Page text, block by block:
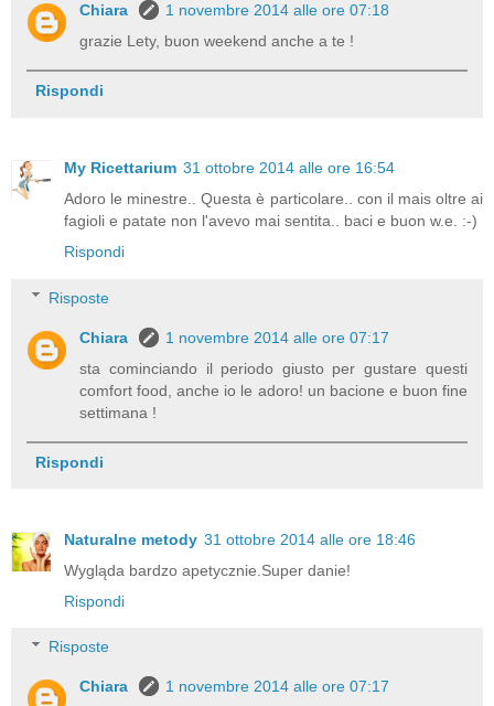
Chiara
1 novembre 2014 alle ore 07:18
grazie Lety, buon weekend anche a te !
Rispondi
My Ricettarium 31 ottobre 2014 alle ore 16:54
Adoro le minestre.. Questa è particolare.. con il mais oltre ai
fagioli e patate non l'avevo mai sentita.. baci e buon w.e. :-)
Rispondi
Risposte
Chiara
1 novembre 2014 alle ore 07:17
sta cominciando il periodo giusto per gustare questi
comfort food, anche io le adoro! un bacione e buon fine
settimana !
Rispondi
Naturalne metody 31 ottobre 2014 alle ore 18:46
Wygląda bardzo apetycznie.Super danie!
Rispondi
Risposte
Chiara 1 novembre 2014 alle ore 07:17